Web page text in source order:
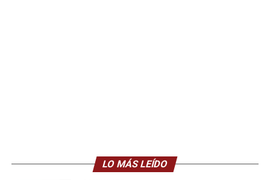
LO MÁS LEÍDO